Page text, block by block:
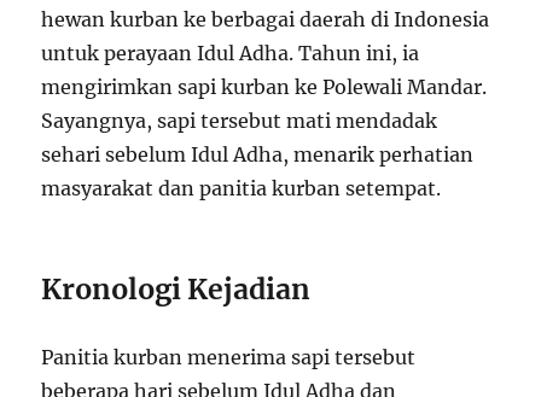
hewan kurban ke berbagai daerah di Indonesia
untuk perayaan Idul Adha. Tahun ini, ia
mengirimkan sapi kurban ke Polewali Mandar.
Sayangnya, sapi tersebut mati mendadak
sehari sebelum Idul Adha, menarik perhatian
masyarakat dan panitia kurban setempat.
Kronologi Kejadian
Panitia kurban menerima sapi tersebut
beberapa hari sebelum Idul Adha dan